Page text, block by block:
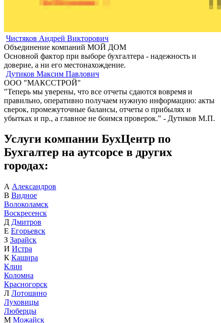
Чистяков Андрей Викторович
Объединение компаний МОЙ ДОМ
Основной фактор при выборе бухгалтера - надежность и
доверие, а ни его местонахождение.
Дутиков Максим Павлович
ООО "МАКССТРОЙ"
"Теперь мы уверены, что все отчеты сдаются вовремя и
правильно, оперативно получаем нужную информацию: акты
сверок, промежуточные балансы, отчеты о прибылях и
убытках и пр., а главное не боимся проверок." - Дутиков М.П.
Услуги компании БухЦентр по
Бухгалтер на аутсорсе в других
городах:
А Александров
В Видное
Волоколамск
Воскресенск
Д Дмитров
Е Егорьевск
З Зарайск
И Истра
К Кашира
Клин
Коломна
Красногорск
Л Лотошино
Луховицы
Люберцы
М Можайск